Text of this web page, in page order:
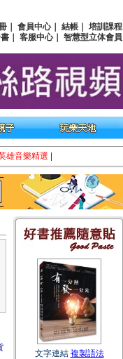
會員中心｜ 結帳
培訓課程
客服中心｜ 智慧型立体會員
雄音樂精選
文字連結 複製語法